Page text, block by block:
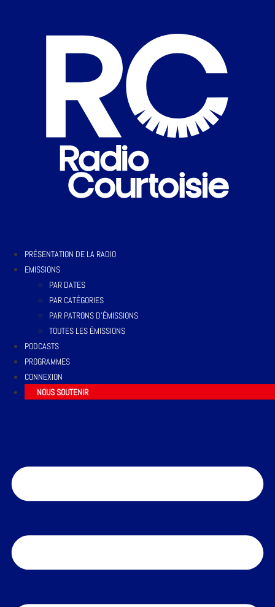
PRÉSENTATION DE LA RADIO
EMISSIONS
PAR DATES
PAR CATÉGORIES
PAR PATRONS D’ÉMISSIONS
TOUTES LES ÉMISSIONS
PODCASTS
PROGRAMMES
CONNEXION
NOUS SOUTENIR